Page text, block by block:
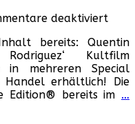
deaktiviertfür
und
bereits: Quentin
Kultfilm
in mehreren Special
Handel erhältlich! Die
Edition® bereits im …